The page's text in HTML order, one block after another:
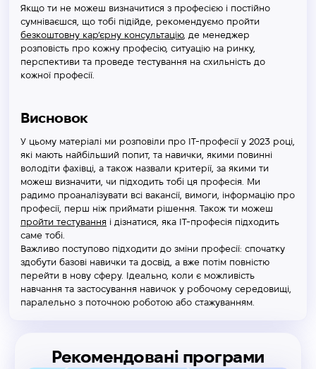
Якщо ти не можеш визначитися з професією і постійно
сумніваєшся, що тобі підійде, рекомендуємо пройти
безкоштовну кар’єрну консультацію, де менеджер
розповість про кожну професію, ситуацію на ринку,
перспективи та проведе тестування на схильність до
кожної професії.
Висновок
У цьому матеріалі ми розповіли про IT-професії у 2023 році,
які мають найбільший попит, та навички, якими повинні
володіти фахівці, а також назвали критерії, за якими ти
можеш визначити, чи підходить тобі ця професія. Ми
радимо проаналізувати всі вакансії, вимоги, інформацію про
професії, перш ніж приймати рішення. Також ти можеш
пройти тестування і дізнатися, яка IT-професія підходить
саме тобі.
Важливо поступово підходити до зміни професії: спочатку
здобути базові навички та досвід, а вже потім повністю
перейти в нову сферу. Ідеально, коли є можливість
навчання та застосування навичок у робочому середовищі,
паралельно з поточною роботою або стажуванням.
Рекомендовані програми